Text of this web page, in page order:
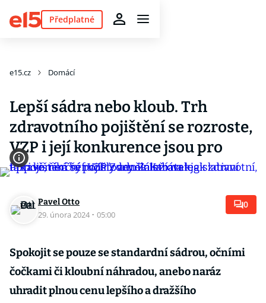
Předplatné
e15.cz Domácí
Lepší sádra nebo kloub. Trh
zdravotního pojištění se rozroste,
VZP i její konkurence jsou pro
Pavel Otto
29. února 2024 · 05:00
0
Spokojit se pouze se standardní sádrou, očními
čočkami či kloubní náhradou, anebo naráz
uhradit plnou cenu lepšího a dražšího